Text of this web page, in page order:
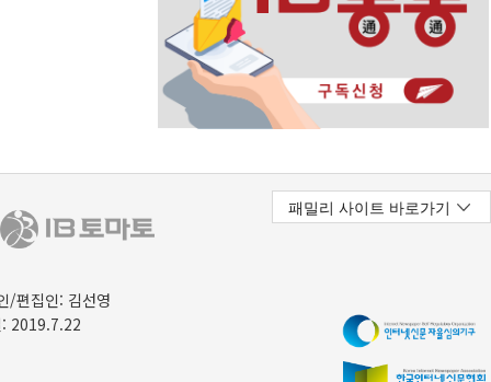
/편집인: 김선영
2019.7.22